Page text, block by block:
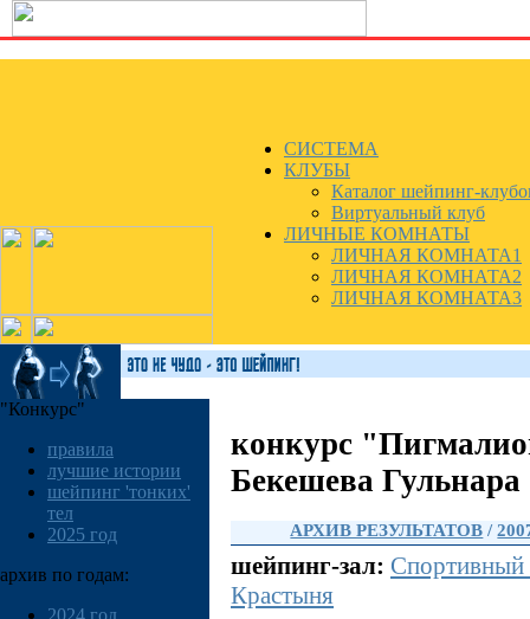
СИСТЕМА
КЛУБЫ
Каталог шейпинг-
Виртуальный клуб
ЛИЧНЫЕ КОМНАТЫ
ЛИЧНАЯ КОМНАТА1
ЛИЧНАЯ КОМНАТА2
ЛИЧНАЯ КОМНАТА3
"Конкурс"
правила
лучшие истории
шейпинг 'тонких'
тел
2025 год
архив по годам:
2024 год
конкурс
Бекешева Гульнара
АРХИВ РЕЗУЛЬТАТОВ /
шейпинг-зал:
Крастыня